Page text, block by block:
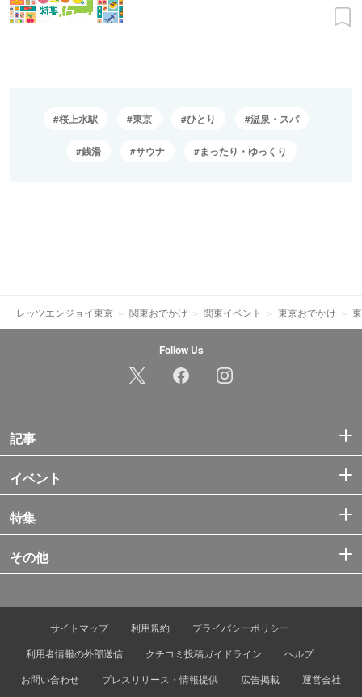
桜上水駅 東京 ひとり 温泉・スパ
銭湯 サウナ まったり・ゆっくり
レッツエンジョイ東京 関東おでかけ 関東イベント 東京おでかけ
Follow Us
記事
イベント
特集
その他
サイトマップ 利用規約
プライバシーポリシー
利用者情報の外部送信
クチコミ投稿ガイドライン
ヘルプ
お問い合わせ
プレスリリース・情報提供 広告掲載 運営会社